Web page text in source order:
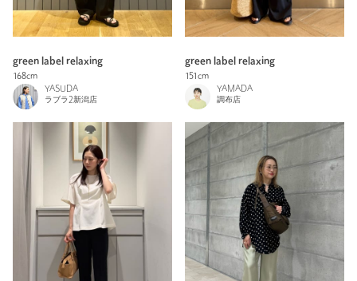
green label relaxing
168cm
YASUDA
ラブラ2新潟店
green label relaxing
151cm
YAMADA
調布店